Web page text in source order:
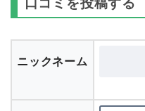
口コミを投稿する
ニックネーム